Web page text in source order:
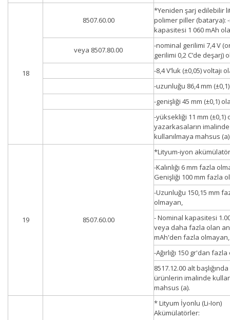
18
8507.60.00
*Yeniden şarj edilebilir
polimer piller (batarya):
kapasitesi 1 060 mAh
veya 8507.80.00
-nominal gerilimi 7,4 V
gerilimi 0,2 C’de deşarj)
-8,4 V’luk (±0,05) voltajı
-uzunluğu 86,4 mm
-genişliği 45 mm (±0,1)
-yüksekliği 11 mm (±0,1)
yazarkasaların imalinde
kullanılmaya mahsus
19 8507.60.00
*Lityum-iyon
-Kalınlığı 6 mm fazla
Genişliği 100 mm fazla
-Uzunluğu 150,15 mm
olmayan,
- Nominal kapasitesi
veya daha fazla olan
mAh'den fazla olmayan,
-Ağırlığı 150 gr'dan
8517.12.00 alt
ürünlerin imalinde
mahsus (a).
* Lityum İyonlu (Li-Ion)
Akümülatörler: